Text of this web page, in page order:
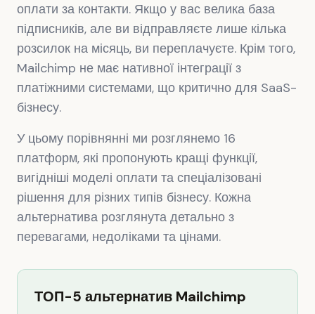
оплати за контакти. Якщо у вас велика база
підписників, але ви відправляєте лише кілька
розсилок на місяць, ви переплачуєте. Крім того,
Mailchimp не має нативної інтеграції з
платіжними системами, що критично для SaaS-
бізнесу.
У цьому порівнянні ми розглянемо 16
платформ, які пропонують кращі функції,
вигідніші моделі оплати та спеціалізовані
рішення для різних типів бізнесу. Кожна
альтернатива розглянута детально з
перевагами, недоліками та цінами.
ТОП-5 альтернатив Mailchimp